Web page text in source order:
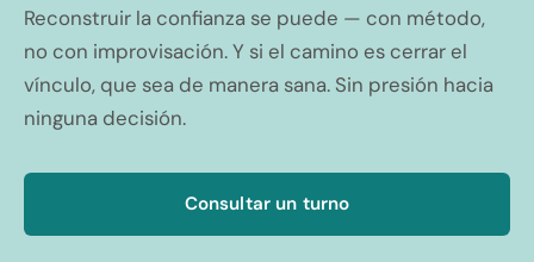
Reconstruir la confianza se puede — con método,
no con improvisación. Y si el camino es cerrar el
vínculo, que sea de manera sana. Sin presión hacia
ninguna decisión.
Consultar un turno